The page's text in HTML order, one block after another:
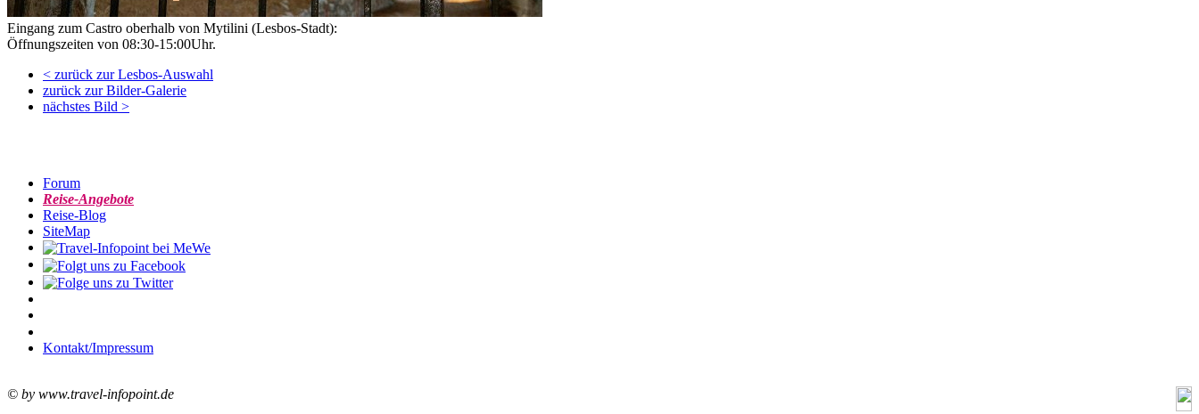
Eingang zum Castro oberhalb von Mytilini (Lesbos-Stadt):
Öffnungszeiten von 08:30-15:00Uhr.
< zurück zur Lesbos-Auswahl
zurück zur Bilder-Galerie
nächstes Bild >
Forum
Reise-Angebote
Reise-Blog
SiteMap
Kontakt/Impressum
© by www.travel-infopoint.de